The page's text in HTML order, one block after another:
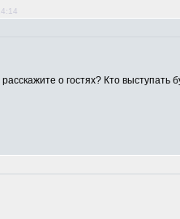
о гостях? Кто выступать